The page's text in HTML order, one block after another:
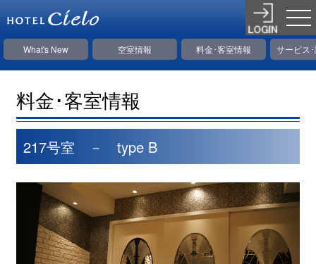
What's New 空室情報 料金･客室情報 サービス
料金･客室情報
217号室 － type B